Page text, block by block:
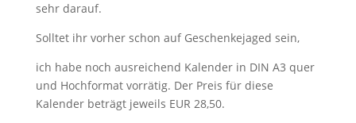
sehr darauf.
Solltet ihr vorher schon auf Geschenkejaged sein,
ich habe noch ausreichend Kalender in DIN A3 quer
und Hochformat vorrätig. Der Preis für diese
Kalender beträgt jeweils EUR 28,50.